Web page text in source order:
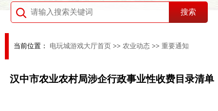
当前位置： 电玩城游戏大厅首页 >> 农业动态 >> 重要通知
汉中市农业农村局涉企行政事业性收费目录清单